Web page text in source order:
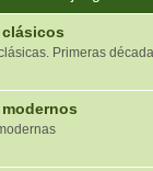
Primeras